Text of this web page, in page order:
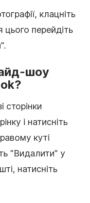
клацніть
цього перейдіть
шоу
і натисніть
куті
"Видалити" у
натисніть